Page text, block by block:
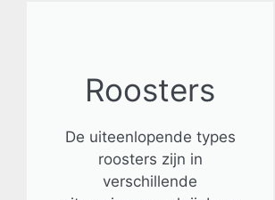
Roosters
De uiteenlopende types
roosters zijn in
verschillende